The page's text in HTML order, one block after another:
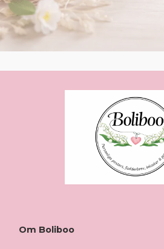
Om Boliboo